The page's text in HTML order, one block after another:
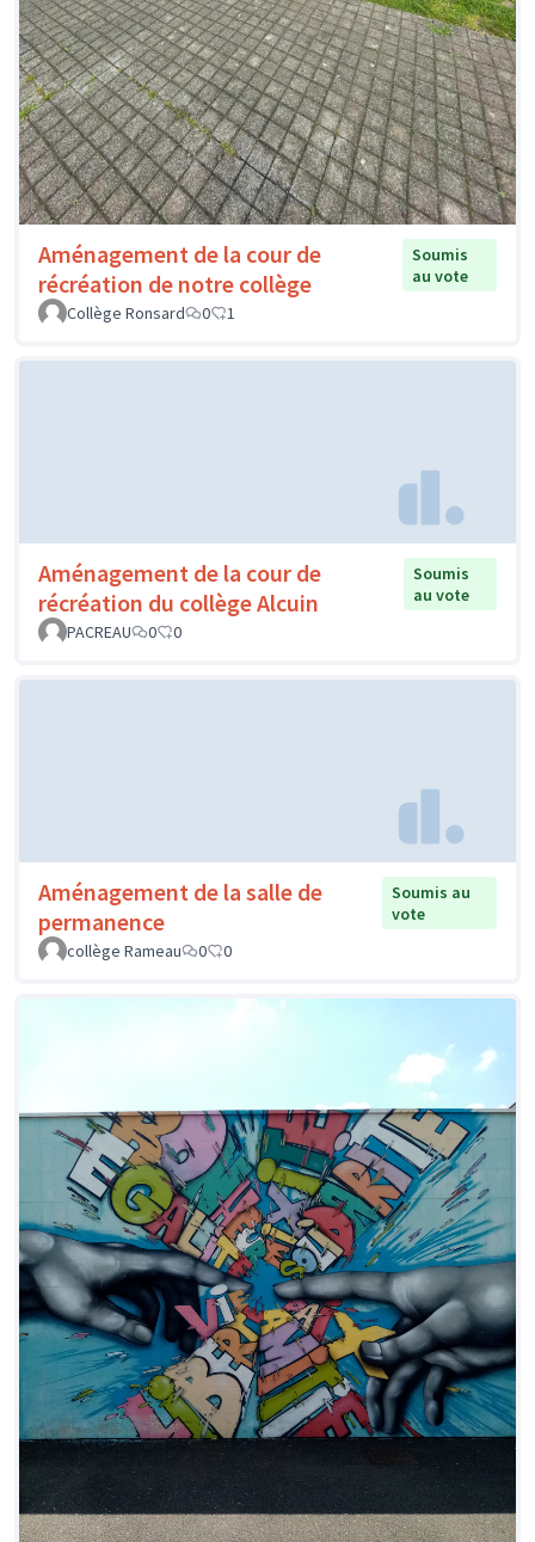
Aménagement de la cour de
récréation de notre collège
Soumis
au vote
Collège Ronsard
0 1
Aménagement de la cour de
récréation du collège Alcuin
Soumis
au vote
PACREAU
0 0
Aménagement de la salle de
permanence
Soumis au
vote
collège Rameau
0 0